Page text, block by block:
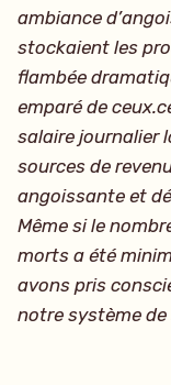
ambiance
stockaient les
flambée
emparé de
salaire journalier
sources de
angoissante et
Même si le
morts a été
avons pris
notre système de